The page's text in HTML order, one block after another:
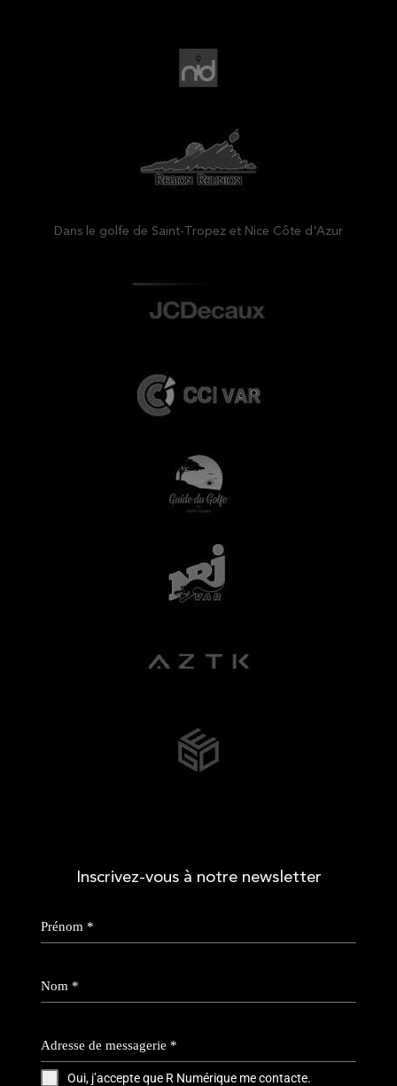
Dans le golfe de Saint-Tropez et Nice Côte d'Azur
Inscrivez-vous à notre newsletter
Prénom *
Nom *
Adresse de messagerie *
Oui, j’accepte que R Numérique me contacte.